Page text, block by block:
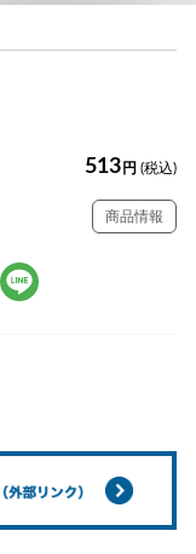
513 円 (税込)
商品情報